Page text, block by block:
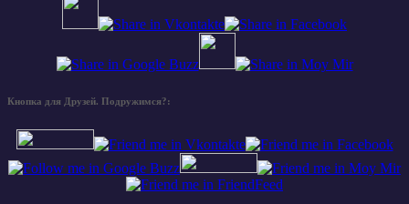
Кнопка для Друзей. Подружимся?: